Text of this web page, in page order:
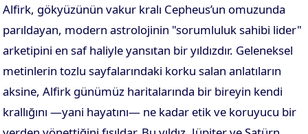
Alfirk, gökyüzünün vakur kralı Cepheus’un omuzunda
parıldayan, modern astrolojinin "sorumluluk sahibi lider"
arketipini en saf haliyle yansıtan bir yıldızdır. Geleneksel
metinlerin tozlu sayfalarındaki korku salan anlatıların
aksine, Alfirk günümüz haritalarında bir bireyin kendi
krallığını —yani hayatını— ne kadar etik ve koruyucu bir